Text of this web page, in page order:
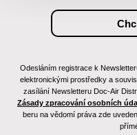
Odesláním registrace k
elektronickými prostředky a
zasílání Newsletteru Doc-Air
Zásady zpracování osobních
beru na vědomí práva zde